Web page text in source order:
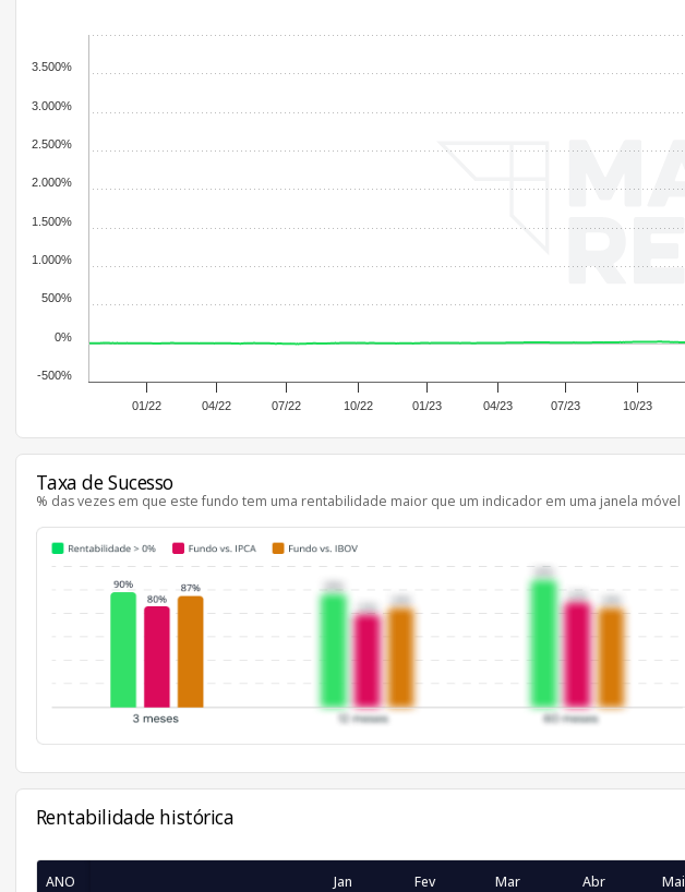
01/22 04/22 07/22 10/22 01/23 04/23 07/23 10/23
-500%
0%
500%
1.000%
1.500%
2.000%
2.500%
3.000%
3.500%
Taxa de Sucesso
% das vezes em que este fundo tem uma rentabilidade maior que um indicador em uma janela móvel
Rentabilidade histórica
ANO Jan Fev Mar Abr Mai